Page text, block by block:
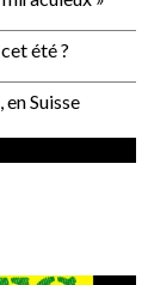
été ?
Suisse